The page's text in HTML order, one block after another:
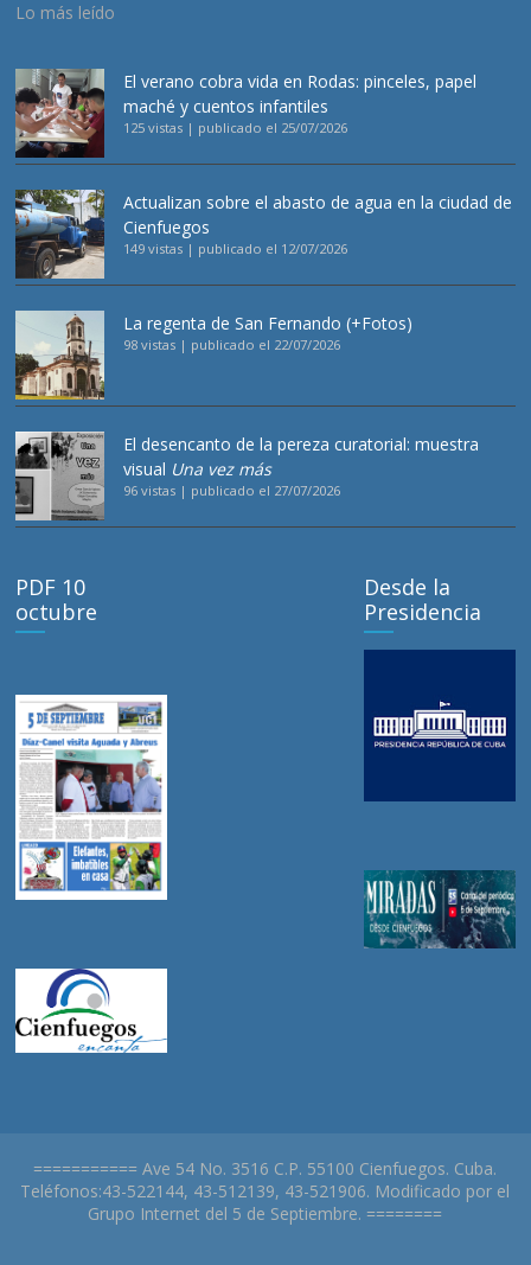
Lo más leído
El verano cobra vida en Rodas: pinceles, papel
maché y cuentos infantiles
125 vistas | publicado el 25/07/2026
Actualizan sobre el abasto de agua en la ciudad de
Cienfuegos
149 vistas | publicado el 12/07/2026
La regenta de San Fernando (+Fotos)
98 vistas | publicado el 22/07/2026
El desencanto de la pereza curatorial: muestra
visual Una vez más
96 vistas | publicado el 27/07/2026
PDF 10
octubre
Desde la
Presidencia
=========== Ave 54 No. 3516 C.P. 55100 Cienfuegos. Cuba.
Teléfonos:43-522144, 43-512139, 43-521906. Modificado por el
Grupo Internet del 5 de Septiembre. ========